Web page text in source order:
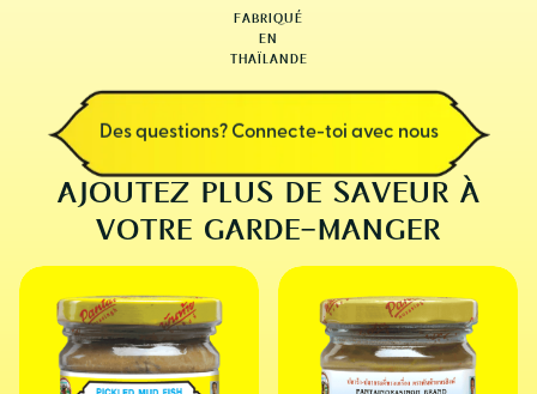
FABRIQUÉ
EN
THAÏLANDE
Des questions? Connecte-toi avec nous
AJOUTEZ PLUS DE SAVEUR À
VOTRE GARDE-MANGER